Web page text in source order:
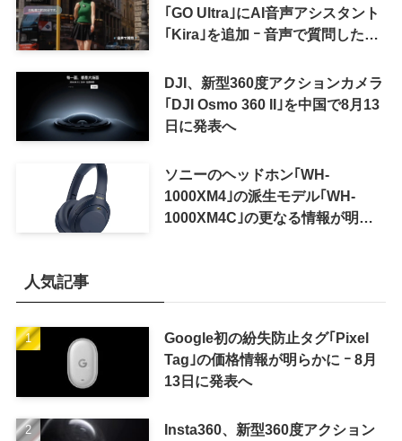
｢GO Ultra｣にAI音声アシスタント
｢Kira｣を追加 ｰ 音声で質問した
可能に
DJI、新型360度アクションカメラ
｢DJI Osmo 360 II｣を中国で8月13
日に発表へ
ソニーのヘッドホン｢WH-
1000XM4｣の派生モデル｢WH-
1000XM4C｣の更なる情報が明ら
人気記事
Google初の紛失防止タグ｢Pixel
Tag｣の価格情報が明らかに ｰ 8月
13日に発表へ
Insta360、新型360度アクション